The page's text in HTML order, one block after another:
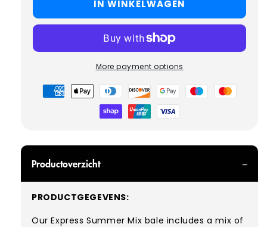
IN WINKELWAGEN
More payment options
Betaalmethoden
Productoverzicht
PRODUCTGEGEVENS:
Our Express Summer Mix bale includes amix of